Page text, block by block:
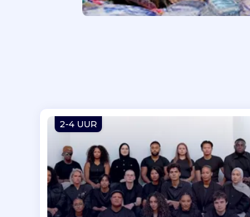
2-4 UUR